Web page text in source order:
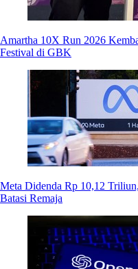
Amartha 10X Run 2026
Festival di GBK
Meta Didenda Rp 10,12
Batasi Remaja